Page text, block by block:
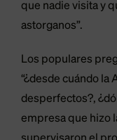
que nadie visita y
astorganos”.
Los populares
“¿desde cuándo la
desperfectos?,
empresa que hizo